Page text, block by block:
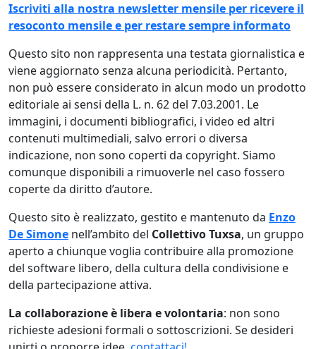
Iscriviti alla nostra newsletter mensile per ricevere il
resoconto mensile e per restare sempre informato
Questo sito non rappresenta una testata giornalistica e
viene aggiornato senza alcuna periodicità. Pertanto,
non può essere considerato in alcun modo un prodotto
editoriale ai sensi della L. n. 62 del 7.03.2001. Le
immagini, i documenti bibliografici, i video ed altri
contenuti multimediali, salvo errori o diversa
indicazione, non sono coperti da copyright. Siamo
comunque disponibili a rimuoverle nel caso fossero
coperte da diritto d’autore.
Questo sito è realizzato, gestito e mantenuto da Enzo
De Simone nell’ambito del Collettivo Tuxsa, un gruppo
aperto a chiunque voglia contribuire alla promozione
del software libero, della cultura della condivisione e
della partecipazione attiva.
La collaborazione è libera e volontaria: non sono
richieste adesioni formali o sottoscrizioni. Se desideri